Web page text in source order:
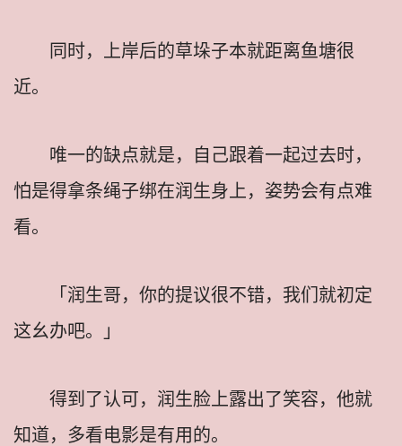
同时，上岸后的草垛子本就距离鱼塘很
近。
唯一的缺点就是，自己跟着一起过去时，
怕是得拿条绳子绑在润生身上，姿势会有点难
看。
「润生哥，你的提议很不错，我们就初定
这幺办吧。」
得到了认可，润生脸上露出了笑容，他就
知道，多看电影是有用的。